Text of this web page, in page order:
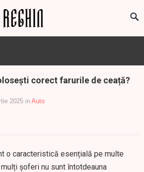
corect farurile de ceață?
2025 in Auto
o caracteristică esențială pe multe
șoferi nu sunt întotdeauna